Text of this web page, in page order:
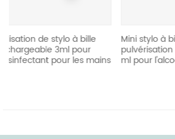
à bille
pour
les mains
Mini stylo à bille de
pulvérisation portable de 3
ml pour l'alcool